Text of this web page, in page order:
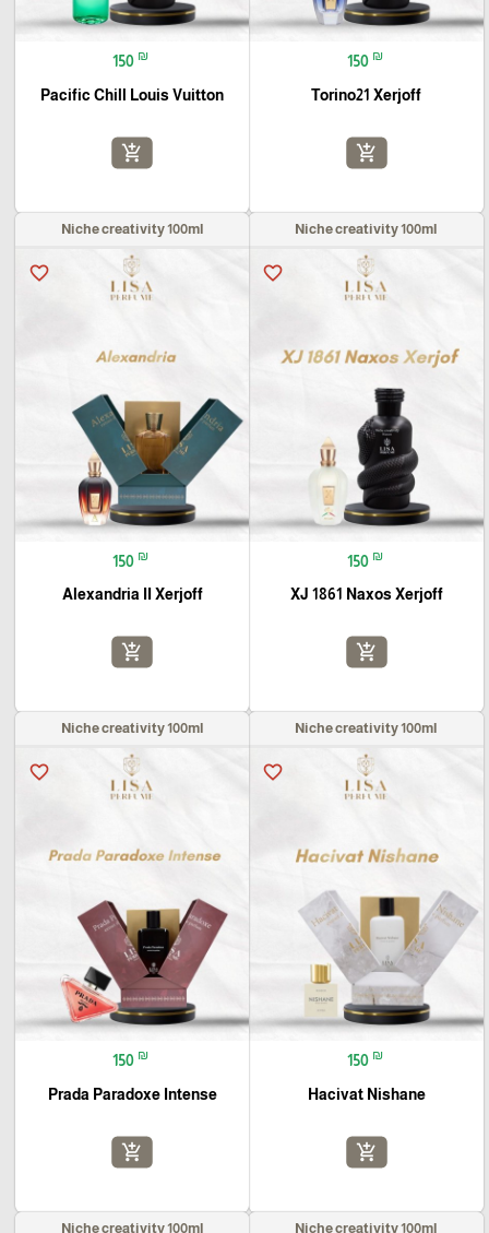
150 ₪
Torino21 Xerjoff
add_shopping_cart
150 ₪
Pacific Chill Louis Vuitton
add_shopping_cart
Niche creativity 100ml
favorite_border
150 ₪
XJ 1861 Naxos Xerjoff
add_shopping_cart
Niche creativity 100ml
favorite_border
150 ₪
Alexandria II Xerjoff
add_shopping_cart
Niche creativity 100ml
favorite_border
150 ₪
Hacivat Nishane
add_shopping_cart
Niche creativity 100ml
favorite_border
150 ₪
Prada Paradoxe Intense
add_shopping_cart
Niche creativity 100ml
Niche creativity 100ml